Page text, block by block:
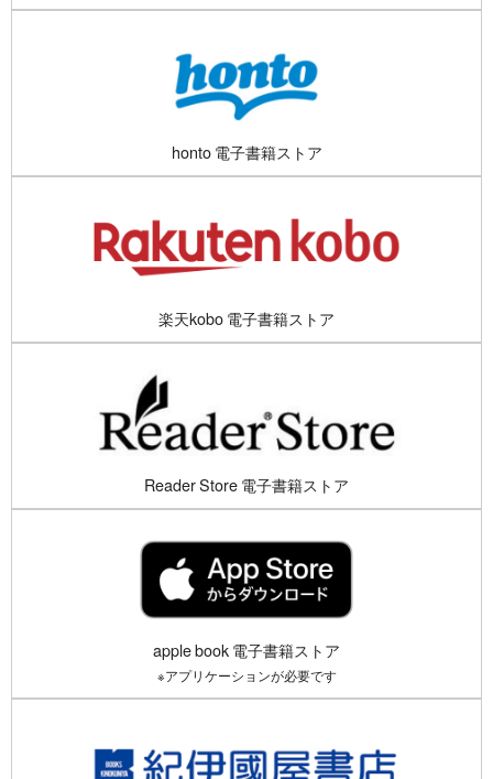
honto 電子書籍ストア
楽天kobo 電子書籍ストア
Reader Store 電子書籍ストア
apple book 電子書籍ストア
※アプリケーションが必要です